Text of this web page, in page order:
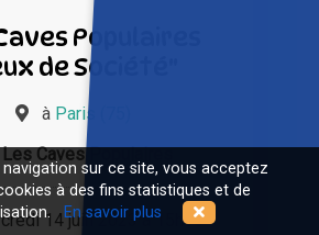
Populaires
de Société"
à Paris (75)
Les Caves Populaires
14 juin 2023 à 15h00
navigation sur ce site, vous acceptez
à des fins statistiques et de
En savoir plus